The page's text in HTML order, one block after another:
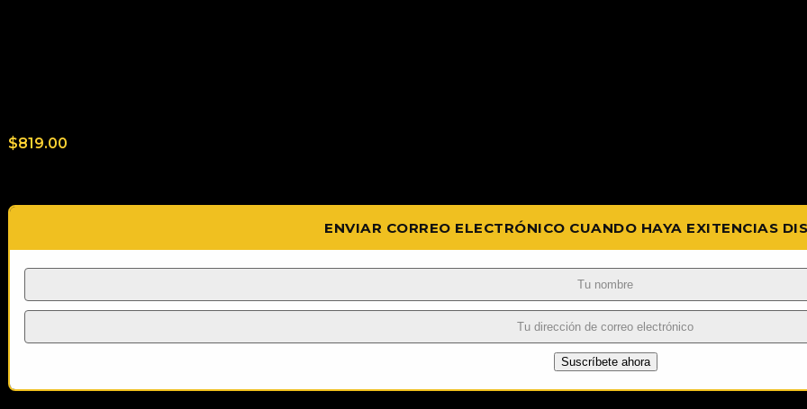
$819.00
ENVIAR CORREO ELECTRÓNICO CUANDO HAYA EXITENCIAS
Suscríbete ahora